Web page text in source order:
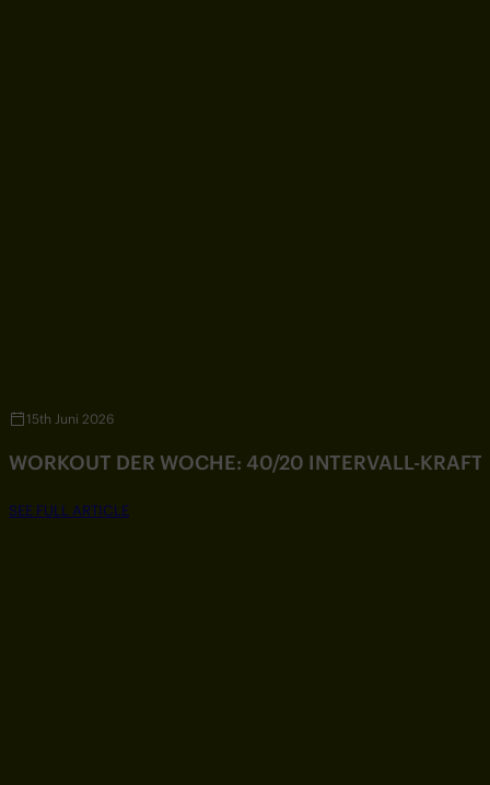
15th Juni 2026
WORKOUT DER WOCHE: 40/20 INTERVALL-
SEE FULL ARTICLE